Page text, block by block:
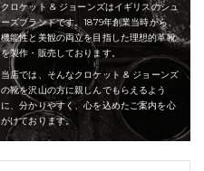
クロケット & ジョーンズはイギリスのシュ
ーズブランドです。1879年創業当時から、
機能性と美観の両立を目指した理想的革靴
を製作・販売しております。
当店では、そんなクロケット & ジョーンズ
の靴を沢山の方に親しんでもらえるよう
に、分かりやすく、心を込めたご案内を心
がけております。